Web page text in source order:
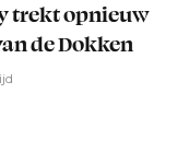
trekt opnieuw
de Dokken